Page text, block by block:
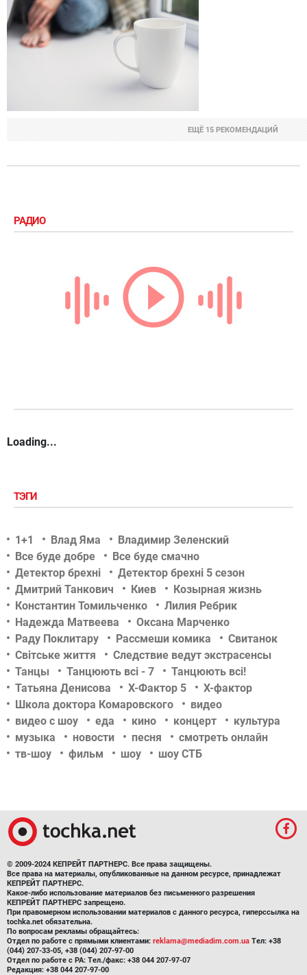
ЕЩЁ 15 РЕКОМЕНДАЦИЙ
РАДИО
Loading...
ТЭГИ
1+1 Влад Яма
Владимир Зеленский
Все буде добре
Все буде смачно
Детектор брехні
Детектор брехні 5 сезон
Дмитрий Танкович
Киев
Козырная жизнь
Константин Томильченко
Лилия Ребрик
Надежда Матвеева
Оксана Марченко
Раду Поклитару
Рассмеши комика
Свитанок
Світське життя
Следствие ведут экстрасенсы
Танцы
Танцюють всі - 7
Танцюють всі!
Татьяна Денисова
Х-Фактор 5
Х-фактор
Школа доктора Комаровского
видео
видео с шоу
еда кино концерт
культура
музыка
новости песня
смотреть онлайн
тв-шоу
фильм шоу шоу СТБ
© 2009-2024 КЕПРЕЙТ ПАРТНЕРС. Все права защищены.
Все права на материалы, опубликованные на данном ресурсе, принадлежат
КЕПРЕЙТ ПАРТНЕРС.
Какое-либо использование материалов без письменного разрешения
КЕПРЕЙТ ПАРТНЕРС запрещено.
При правомерном использовании материалов с данного ресурса, гиперссылка на
tochka.net обязательна.
По вопросам рекламы обращайтесь:
Отдел по работе с прямыми клиентами: reklama@mediadim.com.ua Тел: +38
(044) 207-33-05, +38 (044) 207-97-00
Отдел по работе с РА: Тел./факс: +38 044 207-97-07
Редакция: +38 044 207-97-00